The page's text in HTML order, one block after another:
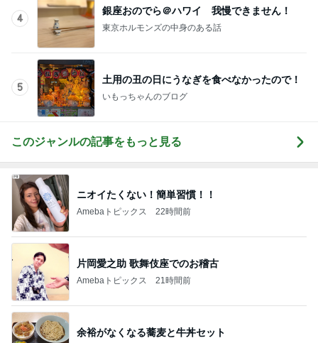
4
銀座おのでら＠ハワイ 我慢できません！
東京ホルモンズの中身のある話
5
土用の丑の日にうなぎを食べなかったので！
いもっちゃんのブログ
このジャンルの記事をもっと見る
ニオイたくない！簡単習慣！！
Amebaトピックス 22時間前
片岡愛之助 歌舞伎座でのお稽古
Amebaトピックス 21時間前
余裕がなくなる蕎麦と牛丼セット